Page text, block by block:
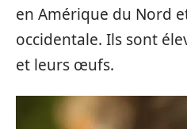
en Amérique du Nord
occidentale. Ils sont
et leurs œufs.